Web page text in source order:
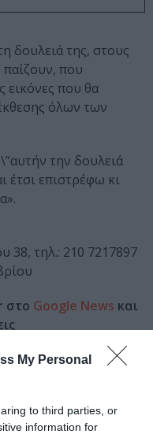
My Personal
to third parties, or
information for
δουλειά της, στους
παίζουν, που
εικόνες που θα
όλων των
την δουλειά
έτσι επιστρέφω κι
38, τηλ.: 210 7217897
στο Google News και
την Τέχνη και τον